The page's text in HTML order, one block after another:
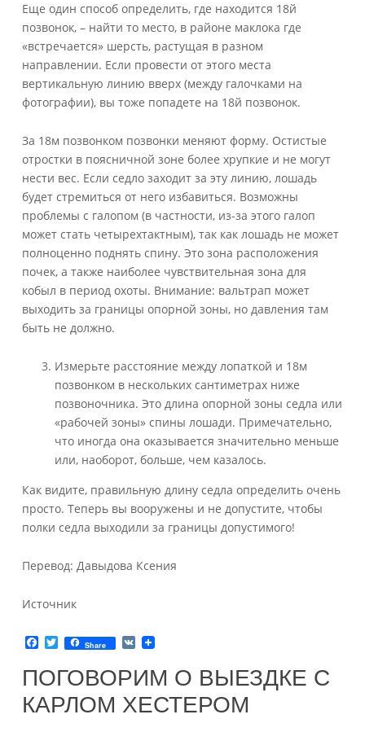
Еще один способ определить, где находится 18й
позвонок, – найти то место, в районе маклока где
«встречается» шерсть, растущая в разном
направлении. Если провести от этого места
вертикальную линию вверх (между галочками на
фотографии), вы тоже попадете на 18й позвонок.
За 18м позвонком позвонки меняют форму. Остистые
отростки в поясничной зоне более хрупкие и не могут
нести вес. Если седло заходит за эту линию, лошадь
будет стремиться от него избавиться. Возможны
проблемы с галопом (в частности, из-за этого галоп
может стать четырехтактным), так как лошадь не может
полноценно поднять спину. Это зона расположения
почек, а также наиболее чувствительная зона для
кобыл в период охоты. Внимание: вальтрап может
выходить за границы опорной зоны, но давления там
быть не должно.
Измерьте расстояние между лопаткой и 18м
позвонком в нескольких сантиметрах ниже
позвоночника. Это длина опорной зоны седла или
«рабочей зоны» спины лошади. Примечательно,
что иногда она оказывается значительно меньше
или, наоборот, больше, чем казалось.
Как видите, правильную длину седла определить очень
просто. Теперь вы вооружены и не допустите, чтобы
полки седла выходили за границы допустимого!
Перевод: Давыдова Ксения
Источник
F
c
e
b
o
T
w
i
t
t
e
Share V
ПОГОВОРИМ О ВЫЕЗДКЕ С
КАРЛОМ ХЕСТЕРОМ